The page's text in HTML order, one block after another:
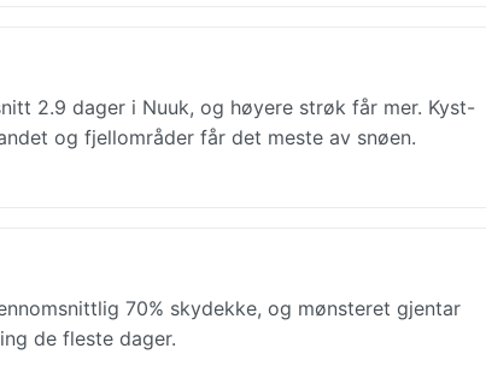
2.9 dager i Nuuk, og høyere strøk får mer. Kyst-
og fjellområder får det meste av snøen.
70% skydekke, og mønsteret gjentar
de fleste dager.